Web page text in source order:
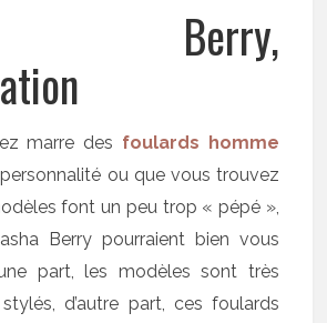
Berry,
marre des foulards homme
ou que vous trouvez
font un peu trop « pépé »,
Berry pourraient bien vous
part, les modèles sont très
d’autre part, ces foulards